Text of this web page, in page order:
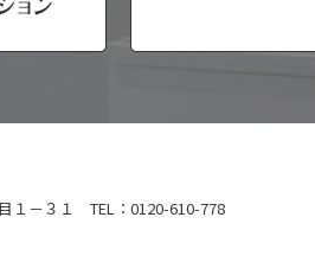
１－３１ TEL：0120-610-778